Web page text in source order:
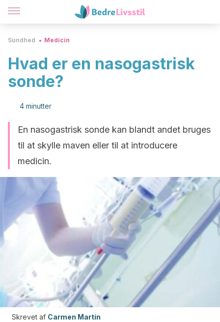
Sundhed Medicin
Hvad er en nasogastrisk
sonde?
4 minutter
En nasogastrisk sonde kan blandt andet bruges
til at skylle maven eller til at introducere
medicin.
Skrevet af Carmen Martín